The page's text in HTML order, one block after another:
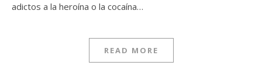
adictos a la heroína o la cocaína…
READ MORE